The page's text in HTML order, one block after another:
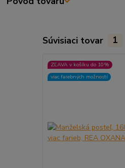
Súvisiaci tovar 1
ZĽAVA v košíku do 10%
viac farebných možností